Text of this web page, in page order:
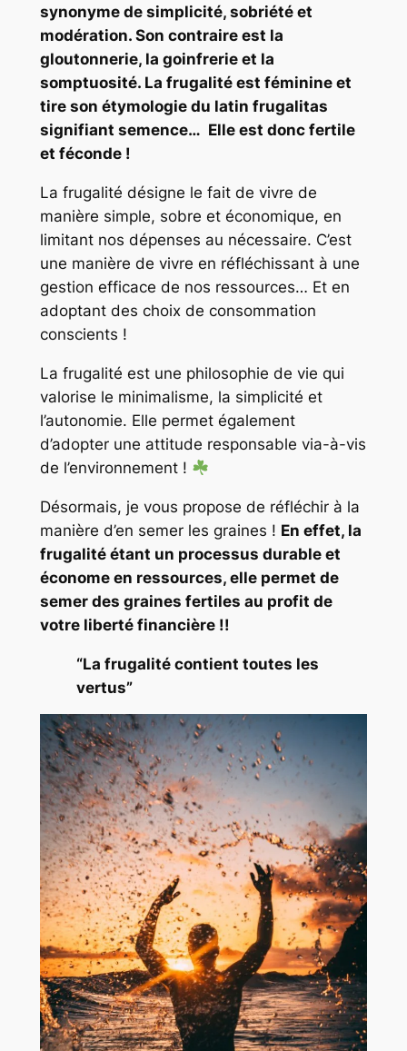
synonyme de simplicité, sobriété et
modération. Son contraire est la
gloutonnerie, la goinfrerie et la
somptuosité. La frugalité est féminine et
tire son étymologie du latin frugalitas
signifiant semence… Elle est donc fertile
et féconde !
La frugalité désigne le fait de vivre de
manière simple, sobre et économique, en
limitant nos dépenses au nécessaire. C’est
une manière de vivre en réfléchissant à une
gestion efficace de nos ressources… Et en
adoptant des choix de consommation
conscients !
La frugalité est une philosophie de vie qui
valorise le minimalisme, la simplicité et
l’autonomie. Elle permet également
d’adopter une attitude responsable via-à-vis
de l’environnement !
Désormais, je vous propose de réfléchir à la
manière d’en semer les graines ! En effet, la
frugalité étant un processus durable et
économe en ressources, elle permet de
semer des graines fertiles au profit de
votre liberté financière !!
“La frugalité contient toutes les
vertus”